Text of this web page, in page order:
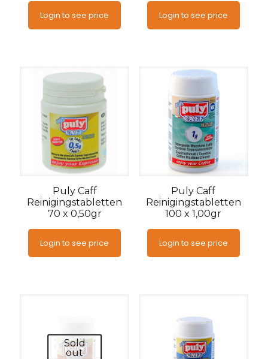
Login to see price Login to see price
Puly Caff
Reinigingstabletten
70 x 0,50gr
Login to see price
Puly Caff
Reinigingstabletten
100 x 1,00gr
Login to see price
Sold
out